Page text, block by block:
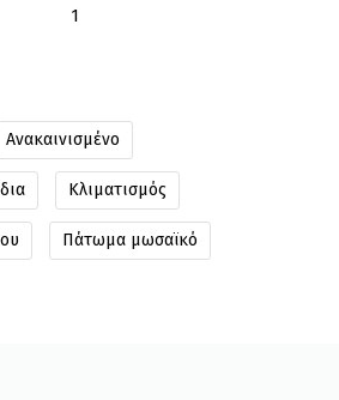
1
Ανακαινισμένο
Κλιματισμός
Πάτωμα μωσαϊκό